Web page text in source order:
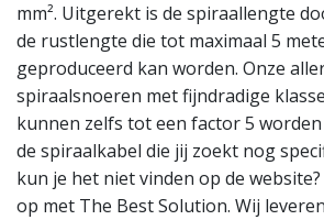
mm². Uitgerekt is de spiraallengte
de rustlengte die tot maximaal 5
geproduceerd kan worden. Onze
spiraalsnoeren met fijndradige
kunnen zelfs tot een factor 5
de spiraalkabel die jij zoekt nog
kun je het niet vinden op de
op met The Best Solution. Wij